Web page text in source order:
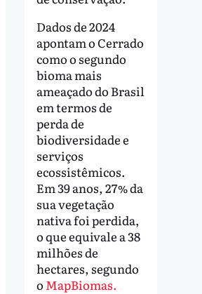
Dados de 2024
apontam o Cerrado
como o segundo
bioma mais
ameaçado do Brasil
em termos de
perda de
biodiversidade e
serviços
ecossistêmicos.
Em 39 anos, 27% da
sua vegetação
nativa foi perdida,
o que equivale a 38
milhões de
hectares, segundo
o MapBiomas.